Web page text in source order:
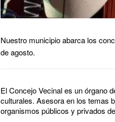
Nuestro municipio abarca los
de agosto.
El Concejo Vecinal es un órgano
culturales. Asesora en los temas
organismos públicos y privados